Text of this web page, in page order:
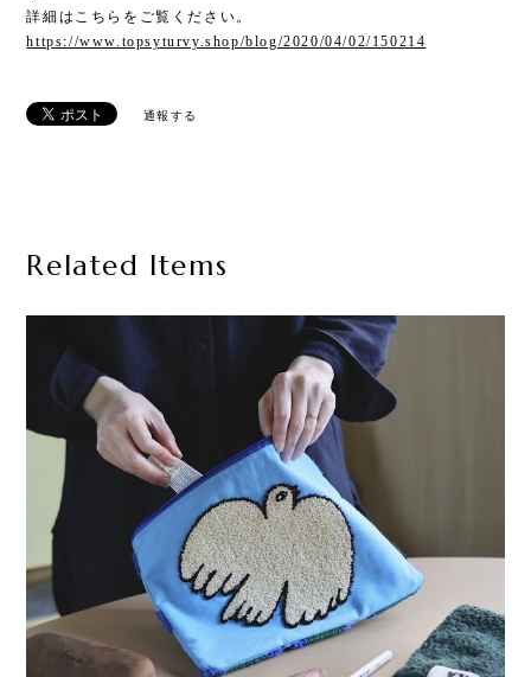
詳細はこちらをご覧ください。
https://www.topsyturvy.shop/blog/2020/04/02/150214
通報する
Related Items